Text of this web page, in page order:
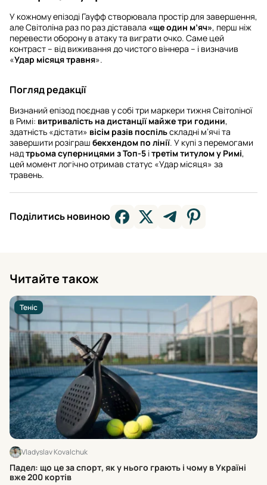
У кожному епізоді Гауфф створювала простір для завершення,
але Світоліна раз по раз діставала «ще один м’яч», перш ніж
перевести оборону в атаку та виграти очко. Саме цей
контраст – від виживання до чистого віннера – і визначив
«Удар місяця травня».
Погляд редакції
Визнаний епізод поєднав у собі три маркери тижня Світоліної
в Римі: витривалість на дистанції майже три години,
здатність «дістати» вісім разів поспільскладні м’ячі та
завершити розіграш бекхендом по лінії. У купі з перемогами
надтрьома суперницями з Топ-5 ітретім титулом у Римі,
цей момент логічно отримав статус «Удар місяця» за
травень.
Поділитись новиною
Читайте також
Теніс
Vladyslav Kovalchuk
Падел: що це за спорт, як у нього грають і чому в Україні
вже 200 кортів